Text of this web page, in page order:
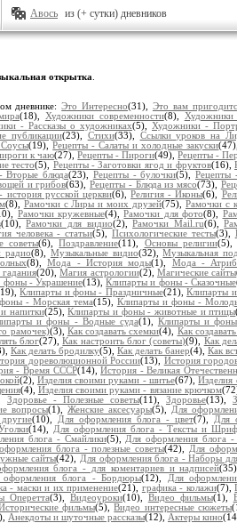
Авось из (+ сутки) дневников
открытка
дневнике:Это Интересно(31), Это вам
(18), Художники современности(8), Художники
- Рассказы о художниках(5), Художники -
публикации(23), Стихи(33), Ссылки уроков на
(19),Рецепты - Салаты и холодные закуски
к чаю(27),Рецепты - Пироги(49),Рецепты -
тесто(5), Рецепты - Заготовки ягод и фруктов(16),
Вторые блюда(23), Рецепты - булочки(5), Рецепты
и грибов(63),Рецепты - Блюда из мясо(73),
история русской церкви(6),Религия - Иконы(6),
(8), Рамочки с Лиры и моих друзей(75),Рамочки с
Рамочки кружевные(4),Рамочки для фото(8),
(10),Рамочки для видио(2),Рамочки Mail.ru(6),
человека - статьи(5),Психологические тесты(3),
советы(6),Поздравление(11), Основы религии(5),
радио(8), Музыкальные видио(32),Музыкальная
(8),Мода - История моды(1), Мода -
(20),Магия астрологии(2), Магические сайты
фоны - Украшение(13),Клипарты и фоны - Сказочные
Клипарты и фоны - Праздничные(21),Клипарты
- Морская тема(15), Клипарты и фоны -
напитки(25),Клипарты и фоны - животные и птицы
и фоны - Водные суда(1), Клипарты и
рамочек)(3), Как создавать схемки(4), Как
блог(27),Как настроить блог (советы)(9), Как
Как делать бродилку(5), Как делать банер(4), Как
дореволюционной России(13), История
- Время СССР(14),История - Великая
(2), Изделия своими руками - шитье(67),Изделия
(4), Изделия своими руками - вязание крючком
Здоровье - Полезные советы(11), Здоровье(13),
вопросы(1), Женские аксесуары(5), Для
(10), Для оформления блога - цвет(7), Для
(14), Для оформления блога - Тексты и
блога - Смайлики(5), Для оформления блога
блога - полезные советы(42), Для
сайты(42), Для оформления блога - Наборы
блога - для коментариев и надписей
оформления блога - Бордюры(12), Для
- маски и их применение(21), графика - колажи(7),
Оперетта(3), Видеоуроки(10), Видео фильмы(1),
фильмы(5),Видео интересные сюжеты
Анекдоты и шуточные рассказы(12), Актеры кино